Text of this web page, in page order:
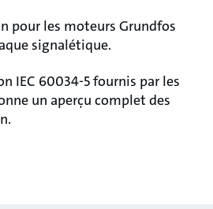
pour les moteurs Grundfos
signalétique.
IEC 60034-5 fournis par les
un aperçu complet des